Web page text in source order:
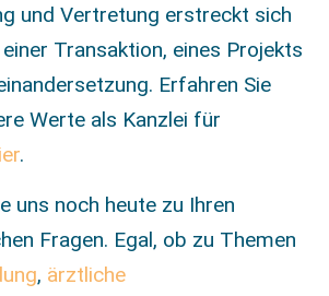
und Vertretung erstreckt sich
Transaktion, eines Projekts
Erfahren Sie
Werte als Kanzlei für
.
uns noch heute zu Ihren
Fragen. Egal, ob zu Themen
, ärztliche